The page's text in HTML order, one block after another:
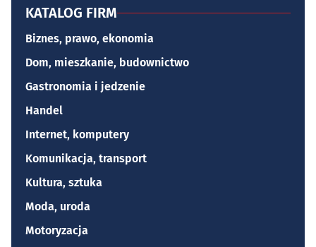
KATALOG FIRM
Biznes, prawo, ekonomia
Dom, mieszkanie, budownictwo
Gastronomia i jedzenie
Handel
Internet, komputery
Komunikacja, transport
Kultura, sztuka
Moda, uroda
Motoryzacja